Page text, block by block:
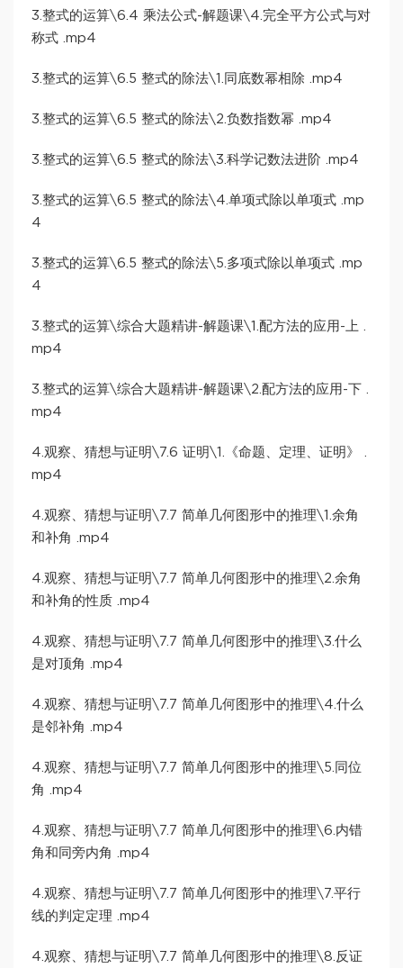
3.整式的运算\6.4 乘法公式-解题课\4.完全平方公式与对
称式 .mp4
3.整式的运算\6.5 整式的除法\1.同底数幂相除 .mp4
3.整式的运算\6.5 整式的除法\2.负数指数幂 .mp4
3.整式的运算\6.5 整式的除法\3.科学记数法进阶 .mp4
3.整式的运算\6.5 整式的除法\4.单项式除以单项式 .mp
4
3.整式的运算\6.5 整式的除法\5.多项式除以单项式 .mp
4
3.整式的运算\综合大题精讲-解题课\1.配方法的应用-上 .
mp4
3.整式的运算\综合大题精讲-解题课\2.配方法的应用-下 .
mp4
4.观察、猜想与证明\7.6 证明\1.《命题、定理、证明》 .
mp4
4.观察、猜想与证明\7.7 简单几何图形中的推理\1.余角
和补角 .mp4
4.观察、猜想与证明\7.7 简单几何图形中的推理\2.余角
和补角的性质 .mp4
4.观察、猜想与证明\7.7 简单几何图形中的推理\3.什么
是对顶角 .mp4
4.观察、猜想与证明\7.7 简单几何图形中的推理\4.什么
是邻补角 .mp4
4.观察、猜想与证明\7.7 简单几何图形中的推理\5.同位
角 .mp4
4.观察、猜想与证明\7.7 简单几何图形中的推理\6.内错
角和同旁内角 .mp4
4.观察、猜想与证明\7.7 简单几何图形中的推理\7.平行
线的判定定理 .mp4
4.观察、猜想与证明\7.7 简单几何图形中的推理\8.反证